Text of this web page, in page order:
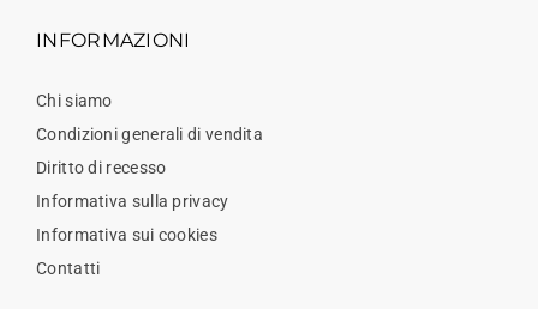
INFORMAZIONI
Chi siamo
Condizioni generali di vendita
Diritto di recesso
Informativa sulla privacy
Informativa sui cookies
Contatti